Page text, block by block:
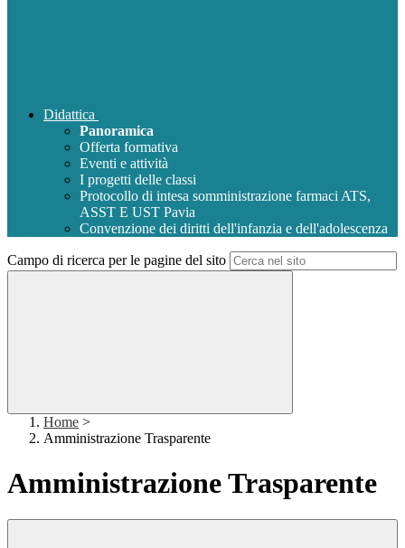
Didattica
Panoramica
Offerta formativa
Eventi e attività
I progetti delle classi
Protocollo di intesa somministrazione farmaci ATS,
ASST E UST Pavia
Convenzione dei diritti dell'infanzia e dell'adolescenza
Campo di ricerca per le pagine del sito
Home >
Amministrazione Trasparente
Amministrazione Trasparente